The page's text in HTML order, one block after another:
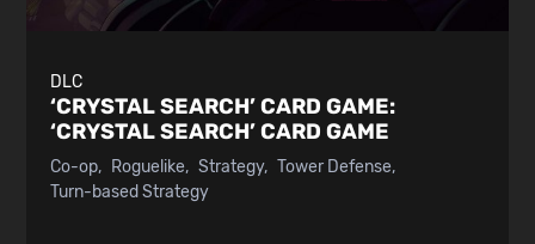
DLC
‘CRYSTAL SEARCH’ CARD GAME:
‘CRYSTAL SEARCH’ CARD GAME
Co-op Roguelike Strategy
Tower Defense
Turn-based Strategy